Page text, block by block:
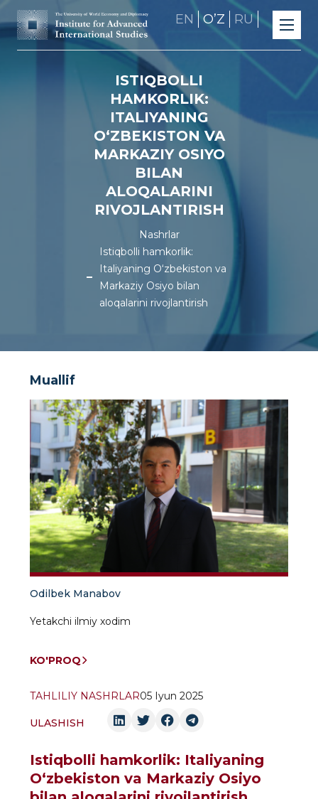
EN OʼZ RU
ISTIQBOLLI
HAMKORLIK:
ITALIYANING
O‘ZBEKISTON VA
MARKAZIY OSIYO
BILAN
ALOQALARINI
RIVOJLANTIRISH
Nashrlar
Istiqbolli hamkorlik:
Italiyaning O‘zbekiston va
Markaziy Osiyo bilan
aloqalarini rivojlantirish
Muallif
Odilbek Manabov
Yetakchi ilmiy xodim
KO'PROQ
TAHLILIY NASHRLAR05 Iyun 2025
ULASHISH
Istiqbolli hamkorlik: Italiyaning
O‘zbekiston va Markaziy Osiyo